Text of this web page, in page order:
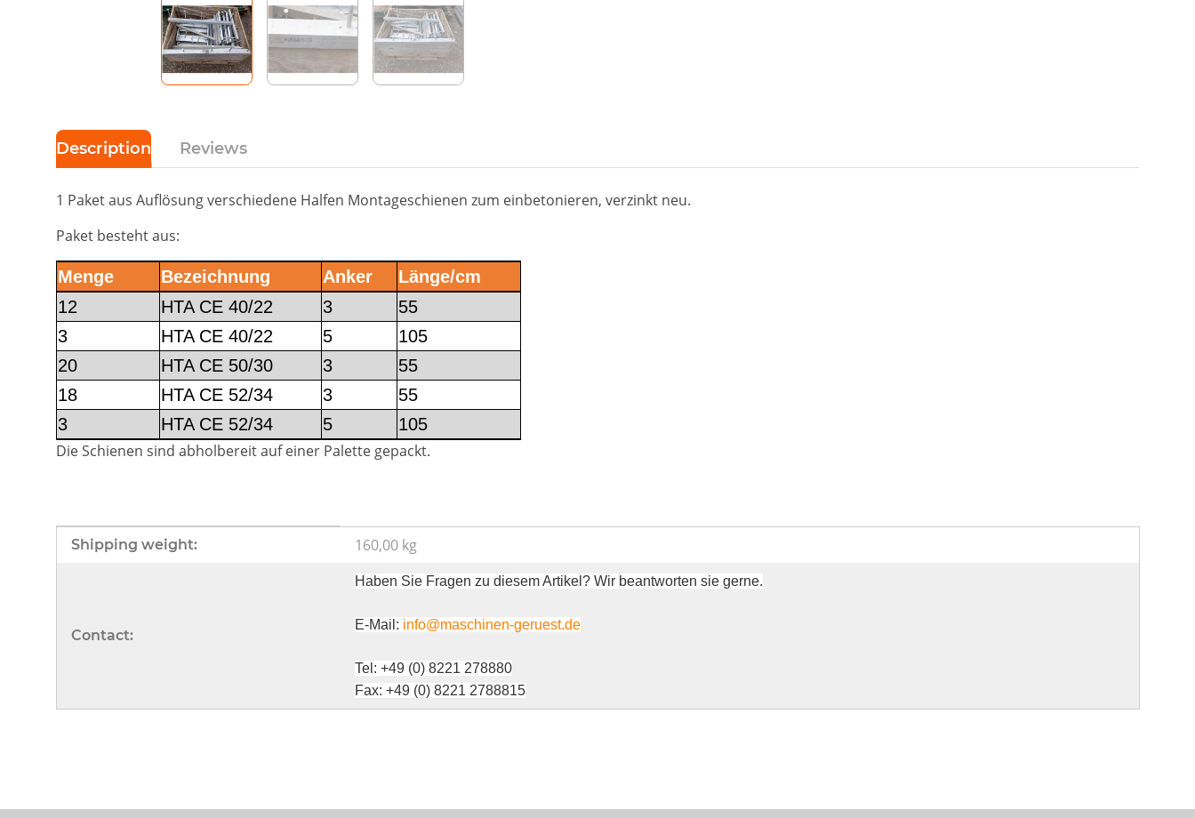
Description Reviews
1 Paket aus Auflösung verschiedene Halfen Montageschienen zum einbetonieren, verzinkt neu.
Paket besteht aus:
Menge Bezeichnung Anker
Länge/cm
12
HTA CE 40/22 3
55
3
HTA CE 40/22 5
105
20
HTA CE 50/30 3
55
18
HTA CE 52/34 3
55
3
HTA CE 52/34 5
105
Die Schienen sind abholbereit auf einer Palette gepackt.
Item information
Value
Shipping weight: 160,00 kg
Contact:
Haben Sie Fragen zu diesem Artikel? Wir beantworten sie gerne.
E-Mail: info@maschinen-geruest.de
Tel: +49 (0) 8221 278880
Fax: +49 (0) 8221 2788815